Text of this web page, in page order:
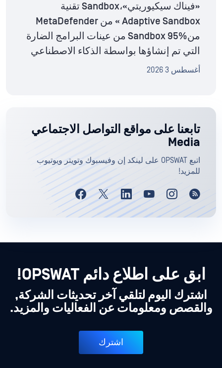
«فيناك سيكيوريتي»،Sandbox تقنية
Adaptive Sandbox » من MetaDefender
منSandbox 95% من عينات البرامج الضارة
التي تم إنشاؤها بواسطة الذكاء الاصطناعي
أغسطس 3 2026
تابعنا على مواقع التواصل الاجتماعي
Media
اتبع OPSWAT على لينكد إن وفيسبوك وتويتر ويوتيوب
للمزيد!
ابق على اطلاع دائم OPSWAT!
اشترك اليوم لتلقي آخر تحديثات الشركة,
والقصص ومعلومات عن الفعاليات والمزيد.
اشترك